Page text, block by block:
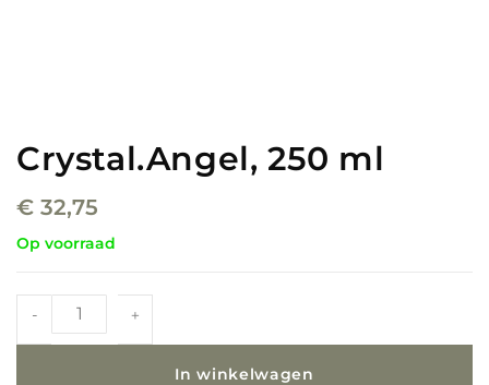
Crystal.Angel, 250 ml
€ 32,75
Op voorraad
- +
In winkelwagen